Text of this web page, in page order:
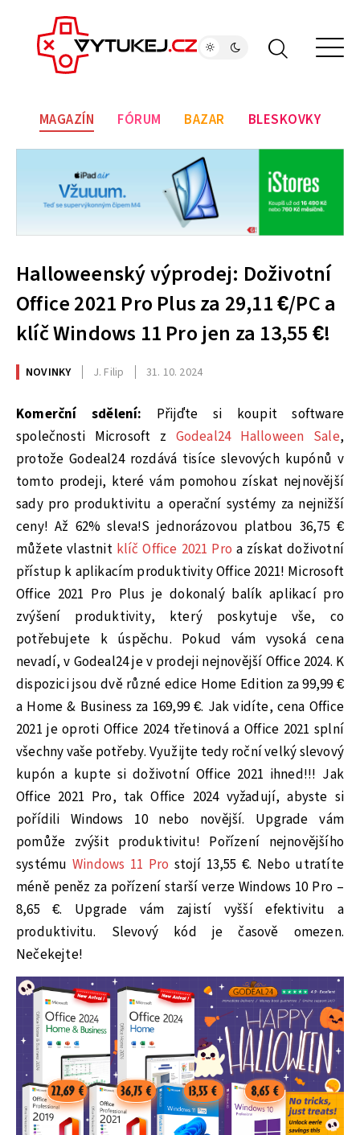
MAGAZÍN FÓRUM BAZAR BLESKOVKY
Halloweenský výprodej: Doživotní
Office 2021 Pro Plus za 29,11 €/PC a
klíč Windows 11 Pro jen za 13,55 €!
NOVINKY J. Filip 31. 10. 2024
Komerční sdělení: Přijďte si koupit software
společnosti Microsoft z Godeal24 Halloween Sale,
protože Godeal24 rozdává tisíce slevových kupónů v
tomto prodeji, které vám pomohou získat nejnovější
sady pro produktivitu a operační systémy za nejnižší
ceny! Až 62% sleva!S jednorázovou platbou 36,75 €
můžete vlastnit klíč Office 2021 Pro a získat doživotní
přístup k aplikacím produktivity Office 2021! Microsoft
Office 2021 Pro Plus je dokonalý balík aplikací pro
zvýšení produktivity, který poskytuje vše, co
potřebujete k úspěchu. Pokud vám vysoká cena
nevadí, v Godeal24 je v prodeji nejnovější Office 2024. K
dispozici jsou dvě různé edice Home Edition za 99,99 €
a Home & Business za 169,99 €. Jak vidíte, cena Office
2021 je oproti Office 2024 třetinová a Office 2021 splní
všechny vaše potřeby. Využijte tedy roční velký slevový
kupón a kupte si doživotní Office 2021 ihned!!! Jak
Office 2021 Pro, tak Office 2024 vyžadují, abyste si
pořídili Windows 10 nebo novější. Upgrade vám
pomůže zvýšit produktivitu! Pořízení nejnovějšího
systému Windows 11 Pro stojí 13,55 €. Nebo utratíte
méně peněz za pořízení starší verze Windows 10 Pro –
8,65 €. Upgrade vám zajistí vyšší efektivitu a
produktivitu. Slevový kód je časově omezen.
Nečekejte!